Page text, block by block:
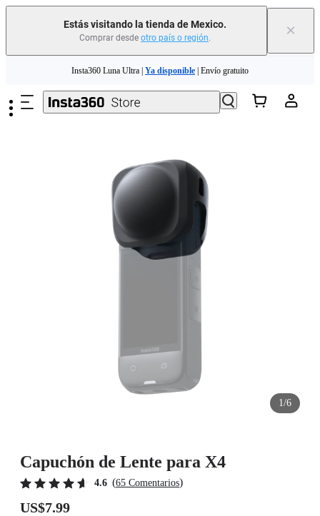
Estás visitando la tienda de Mexico.
Comprar desde otro país o región. ×
Insta360 Luna Ultra | Ya disponible | Envío gratuito
Insta360 Luna Ultra | | Envío gratuito
1/6
Capuchón de Lente para X4
4.6 (65 Comentarios)
US$7.99